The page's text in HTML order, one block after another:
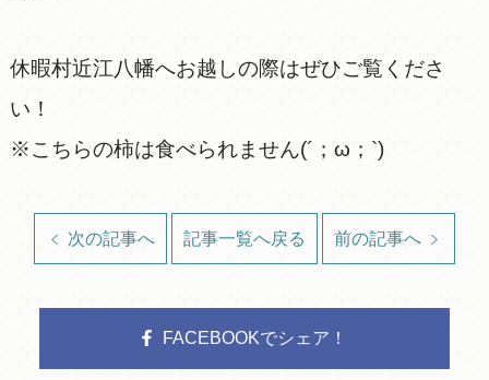
休暇村近江八幡へお越しの際はぜひご覧くださ
い！
※こちらの柿は食べられません(´；ω；`)
次の記事へ 記事一覧へ戻る 前の記事へ
FACEBOOKでシェア！